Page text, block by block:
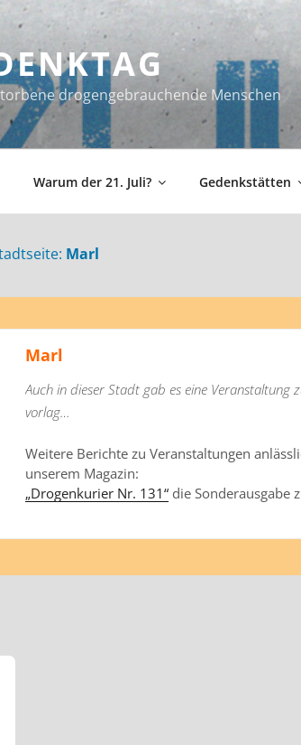
drogengebrauchende Menschen
Warum der 21. Juli? Gedenkstätten
Marl
Marl
Auch in dieser Stadt gab es eine Veranstaltung
vorlag…
Weitere Berichte zu Veranstaltungen
unserem Magazin:
„Drogenkurier Nr. 131“ die Sonderausgabe